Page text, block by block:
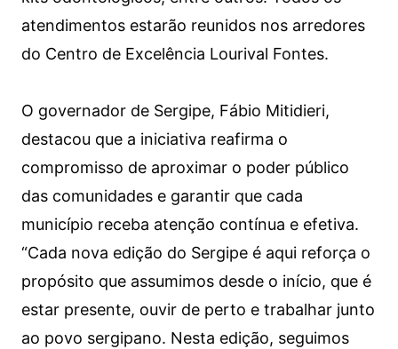
atendimentos estarão reunidos nos arredores
do Centro de Excelência Lourival Fontes.
O governador de Sergipe, Fábio Mitidieri,
destacou que a iniciativa reafirma o
compromisso de aproximar o poder público
das comunidades e garantir que cada
município receba atenção contínua e efetiva.
“Cada nova edição do Sergipe é aqui reforça o
propósito que assumimos desde o início, que é
estar presente, ouvir de perto e trabalhar junto
ao povo sergipano. Nesta edição, seguimos